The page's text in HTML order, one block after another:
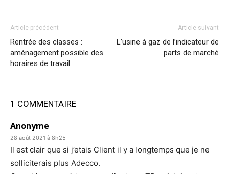
Article précédent
Rentrée des classes :
aménagement possible des
horaires de travail
Article suivant
L’usine à gaz de l’indicateur de
parts de marché
1 COMMENTAIRE
Anonyme
28 août 2021 à 8h25
Il est clair que si j’etais Client il y a longtemps que je ne
solliciterais plus Adecco.